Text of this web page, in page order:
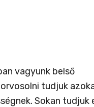
vagyunk belső
tudjuk
Sokan tudjuk